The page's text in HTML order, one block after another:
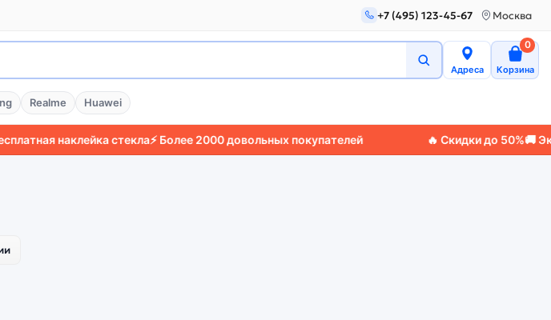
+7 (495) 123-45-67 Москва
Адреса Корзина
0
Realme Huawei
наклейка стекла⚡ Более 2000 довольных покупателей 🔥 Скидки до 50% 🚚